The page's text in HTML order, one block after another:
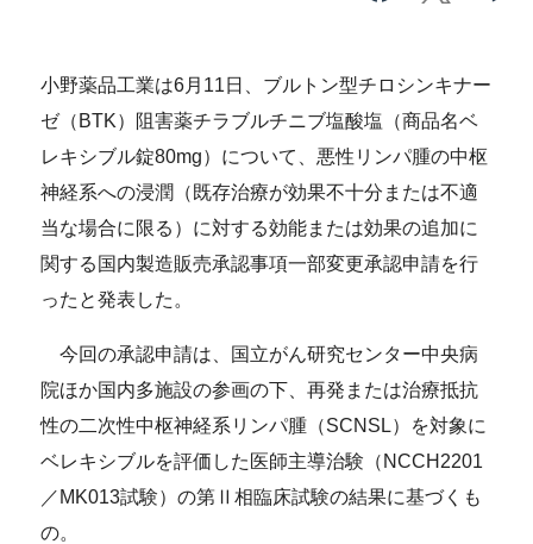
小野薬品工業は6月11日、ブルトン型チロシンキナー
ゼ（BTK）阻害薬チラブルチニブ塩酸塩（商品名ベ
レキシブル錠80mg）について、悪性リンパ腫の中枢
神経系への浸潤（既存治療が効果不十分または不適
当な場合に限る）に対する効能または効果の追加に
関する国内製造販売承認事項一部変更承認申請を行
ったと発表した。
今回の承認申請は、国立がん研究センター中央病
院ほか国内多施設の参画の下、再発または治療抵抗
性の二次性中枢神経系リンパ腫（SCNSL）を対象に
ベレキシブルを評価した医師主導治験（NCCH2201
／MK013試験）の第Ⅱ相臨床試験の結果に基づくも
の。